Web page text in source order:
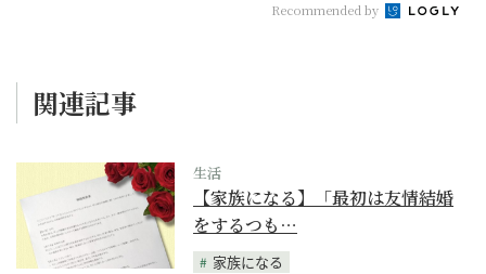
Recommended by
関連記事
生活
【家族になる】「最初は友情結婚
をするつも…
家族になる